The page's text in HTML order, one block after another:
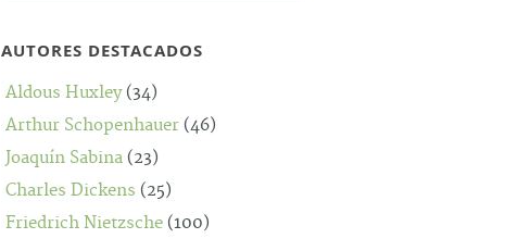
AUTORES DESTACADOS
Aldous Huxley(34)
Arthur Schopenhauer (46)
Joaquín Sabina (23)
Charles Dickens (25)
Friedrich Nietzsche (100)